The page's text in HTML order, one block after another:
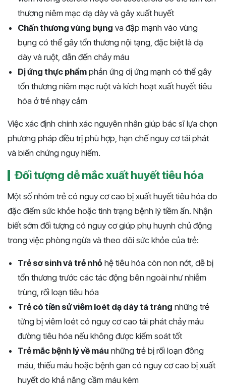
thương niêm mạc dạ dày và gây xuất huyết
Chấn thương vùng bụng va đập mạnh vào vùng
bụng có thể gây tổn thương nội tạng, đặc biệt là dạ
dày và ruột, dẫn đến chảy máu
Dị ứng thực phẩm phản ứng dị ứng mạnh có thể gây
tổn thương niêm mạc ruột và kích hoạt xuất huyết tiêu
hóa ở trẻ nhạy cảm
Việc xác định chính xác nguyên nhân giúp bác sĩ lựa chọn
phương pháp điều trị phù hợp, hạn chế nguy cơ tái phát
và biến chứng nguy hiểm.
Đối tượng dễ mắc xuất huyết tiêu hóa
Một số nhóm trẻ có nguy cơ cao bị xuất huyết tiêu hóa do
đặc điểm sức khỏe hoặc tình trạng bệnh lý tiềm ẩn. Nhận
biết sớm đối tượng có nguy cơ giúp phụ huynh chủ động
trong việc phòng ngừa và theo dõi sức khỏe của trẻ:
Trẻ sơ sinh và trẻ nhỏ hệ tiêu hóa còn non nớt, dễ bị
tổn thương trước các tác động bên ngoài như nhiễm
trùng, rối loạn tiêu hóa
Trẻ có tiền sử viêm loét dạ dày tá tràng những trẻ
từng bị viêm loét có nguy cơ cao tái phát chảy máu
đường tiêu hóa nếu không được kiểm soát tốt
Trẻ mắc bệnh lý về máu những trẻ bị rối loạn đông
máu, thiếu máu hoặc bệnh gan có nguy cơ cao bị xuất
huyết do khả năng cầm máu kém